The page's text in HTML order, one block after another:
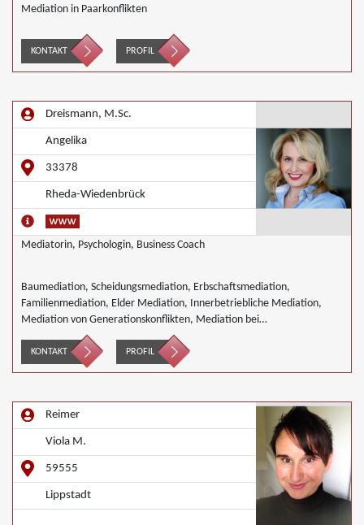
Mediation in Paarkonflikten
KONTAKT PROFIL
Dreismann, M.Sc.
Angelika
33378
Rheda-Wiedenbrück
Mediatorin, Psychologin, Business Coach
Baumediation, Scheidungsmediation, Erbschaftsmediation,
Familienmediation, Elder Mediation, Innerbetriebliche Mediation,
Mediation von Generationskonflikten, Mediation bei
Gesellschafterkonflikten, Mediation im öffentlichen Bereich,
Mediation bei Team- und Gruppenkonflikten, Mediation von
Unternehmensnachfolgen, Mediation in der Wohnungswirtschaft,
KONTAKT PROFIL
Reimer
Viola M.
59555
Lippstadt